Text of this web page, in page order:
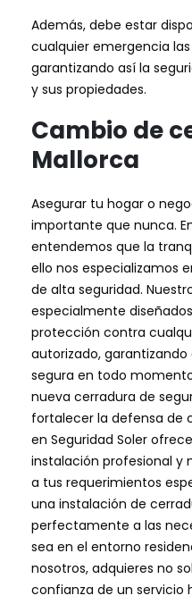
Además, debe estar
cualquier emergencia las
garantizando así la
y sus propiedades.
Cambio de
Mallorca
Asegurar tu hogar o
importante que nunca.
entendemos que la
ello nos especializamos
de alta seguridad.
especialmente
protección contra
autorizado,
segura en todo
nueva cerradura de
fortalecer la defensa de
en Seguridad Soler
instalación profesional y
a tus requerimientos
una instalación de
perfectamente a las
sea en el entorno
nosotros, adquieres no
confianza de un servicio